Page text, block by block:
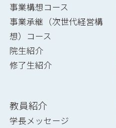
事業構想コース
事業承継（次世代経営構
想）コース
院生紹介
修了生紹介
教員紹介
学長メッセージ